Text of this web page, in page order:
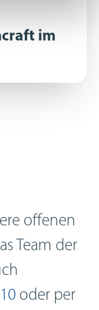
im
offenen
Team der
oder per